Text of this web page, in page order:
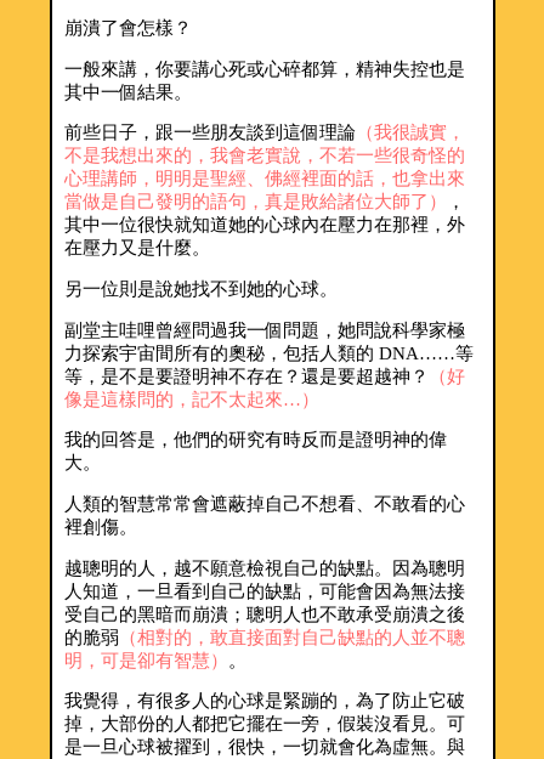
崩潰了會怎樣？
一般來講，你要講心死或心碎都算，精神失控也是
其中一個結果。
前些日子，跟一些朋友談到這個理論（我很誠實，
不是我想出來的，我會老實說，不若一些很奇怪的
心理講師，明明是聖經、佛經裡面的話，也拿出來
當做是自己發明的語句，真是敗給諸位大師了）
，
其中一位很快就知道她的心球內在壓力在那裡，外
在壓力又是什麼。
另一位則是說她找不到她的心球。
副堂主哇哩曾經問過我一個問題，她問說科學家極
力探索宇宙間所有的奧秘，包括人類的 DNA……等
等，是不是要證明神不存在？還是要超越神？
（好
像是這樣問的，記不太起來…）
我的回答是，他們的研究有時反而是證明神的偉
大。
人類的智慧常常會遮蔽掉自己不想看、不敢看的心
裡創傷。
越聰明的人，越不願意檢視自己的缺點。因為聰明
人知道，一旦看到自己的缺點，可能會因為無法接
受自己的黑暗而崩潰；聰明人也不敢承受崩潰之後
的脆弱 （相對的，敢直接面對自己缺點的人並不聰
明，可是卻有智慧）
。
我覺得，有很多人的心球是緊蹦的，為了防止它破
掉，大部份的人都把它擺在一旁，假裝沒看見。可
是一旦心球被擢到，很快，一切就會化為虛無。與